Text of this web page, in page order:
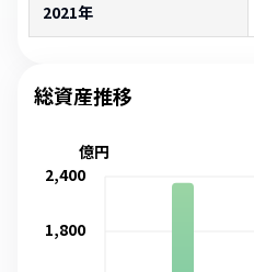
2021年
総資産推移
1,800
2,400
億円